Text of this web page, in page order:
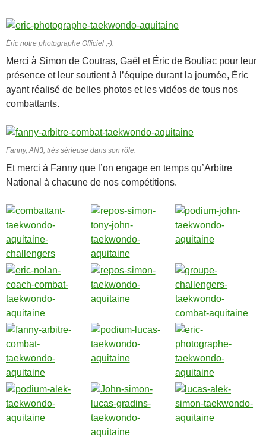
Éric notre photographe Officiel ;-).
Merci à Simon de Coutras, Gaël et Éric de Bouliac pour leur
présence et leur soutient à l’équipe durant la journée, Éric
ayant réalisé de belles photos et les vidéos de tous nos
combattants.
Fanny, AN3, très sérieuse dans son rôle.
Et merci à Fanny que l’on engage en temps qu’Arbitre
National à chacune de nos compétitions.